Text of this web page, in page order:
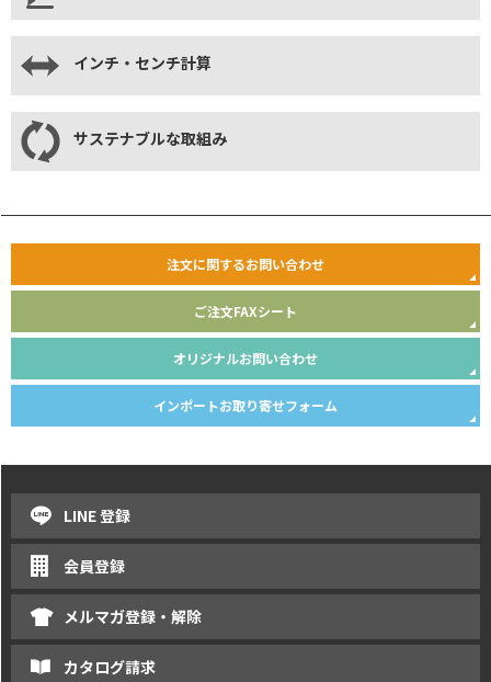
インチ・センチ計算
サステナブルな取組み
注文に関するお問い合わせ
ご注文FAXシート
オリジナルお問い合わせ
インポートお取り寄せフォーム
LINE 登録
会員登録
メルマガ登録・解除
カタログ請求